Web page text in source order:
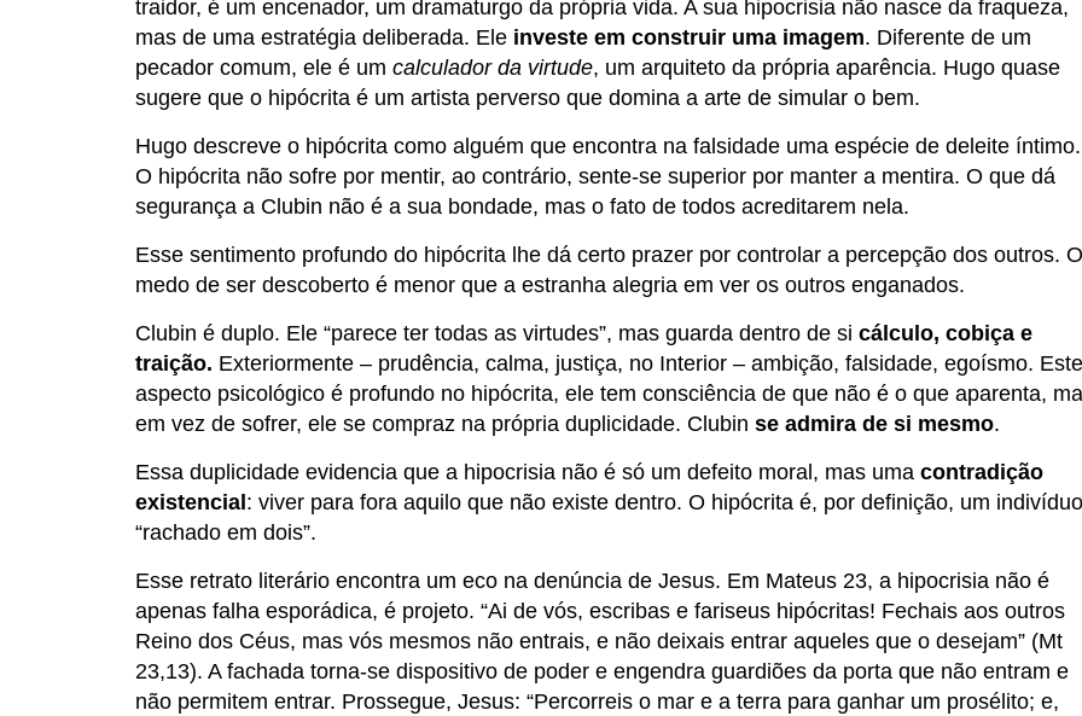
traidor, é um encenador, um dramaturgo da própria vida. A sua hipocrisia não nasce da fraqueza,
mas de uma estratégia deliberada. Ele investe em construir uma imagem. Diferente de um
pecador comum, ele é um calculador da virtude, um arquiteto da própria aparência. Hugo quase
sugere que o hipócrita é um artista perverso que domina a arte de simular o bem.
Hugo descreve o hipócrita como alguém que encontra na falsidade uma espécie de deleite íntimo.
O hipócrita não sofre por mentir, ao contrário, sente-se superior por manter a mentira. O que dá
segurança a Clubin não é a sua bondade, mas o fato de todos acreditarem nela.
Esse sentimento profundo do hipócrita lhe dá certo prazer por controlar a percepção dos outros. O
medo de ser descoberto é menor que a estranha alegria em ver os outros enganados.
Clubin é duplo. Ele “parece ter todas as virtudes”, mas guarda dentro de si cálculo, cobiça e
traição. Exteriormente – prudência, calma, justiça, no Interior – ambição, falsidade, egoísmo. Este
aspecto psicológico é profundo no hipócrita, ele tem consciência de que não é o que aparenta,
em vez de sofrer, ele se compraz na própria duplicidade. Clubin se admira de si mesmo.
Essa duplicidade evidencia que a hipocrisia não é só um defeito moral, mas uma contradição
existencial : viver para fora aquilo que não existe dentro. O hipócrita é, por definição, um indivíduo
“rachado em dois”.
Esse retrato literário encontra um eco na denúncia de Jesus. Em Mateus 23, a hipocrisia não é
apenas falha esporádica, é projeto. “Ai de vós, escribas e fariseus hipócritas! Fechais aos outros
Reino dos Céus, mas vós mesmos não entrais, e não deixais entrar aqueles que o desejam” (Mt
23,13). A fachada torna-se dispositivo de poder e engendra guardiões da porta que não entram e
não permitem entrar. Prossegue, Jesus: “Percorreis o mar e a terra para ganhar um prosélito; e,